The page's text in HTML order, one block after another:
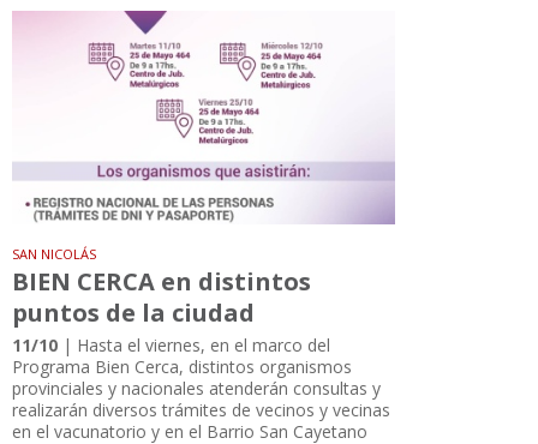
SAN NICOLÁS
BIEN CERCA en distintos
puntos de la ciudad
11/10 | Hasta el viernes, en el marco del
Programa Bien Cerca, distintos organismos
provinciales y nacionales atenderán consultas y
realizarán diversos trámites de vecinos y vecinas
en el vacunatorio y en el Barrio San Cayetano